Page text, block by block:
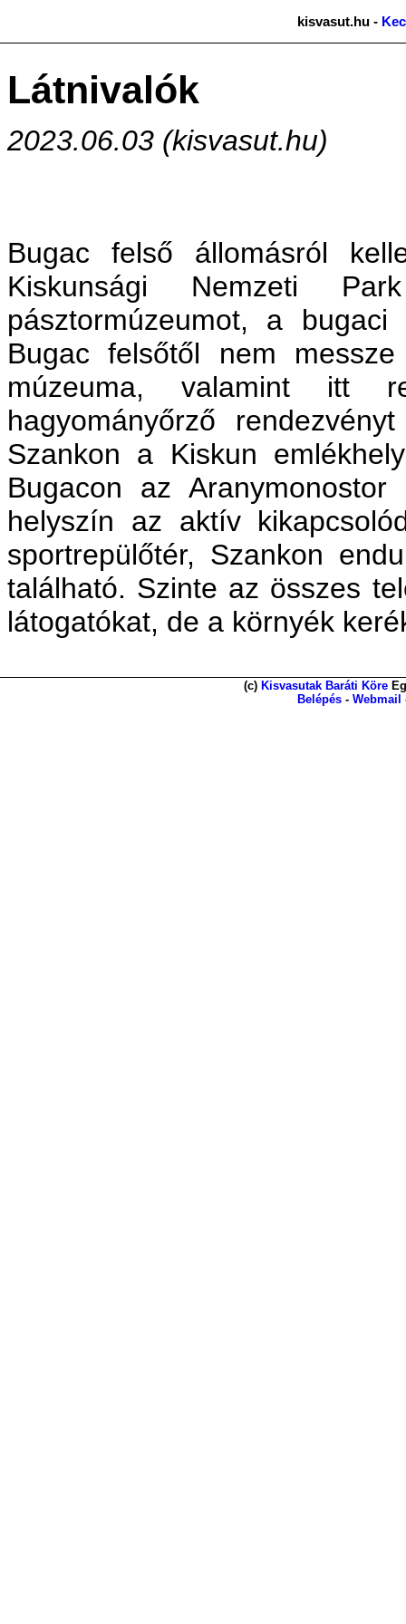
kisvasut.hu -
Látnivalók
2023.06.03 (kisvasut.hu)
Bugac felső állomásról
Kiskunsági Nemzeti
pásztormúzeumot, a
Bugac felsőtől nem
múzeuma, valamint itt
hagyományőrző
Szankon a Kiskun
Bugacon az
helyszín az aktív
sportrepülőtér, Szankon
található. Szinte az összes
látogatókat, de a környék
(c) Kisvasutak Baráti Köre
Belépés - Webmail